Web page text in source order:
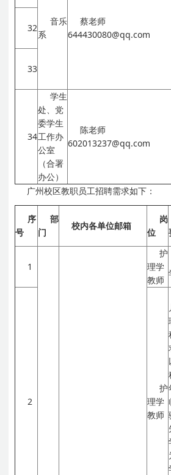
音乐
系
蔡老师
644430080@qq.com
32
33
34
学生
处、党
委学生
工作办
公室
（合署
办公）
陈老师
602013237@qq.com
广州校区教职员工招聘需求如下：
序
号
部
门
校内各单位邮箱
岗
位
1
护
理学
教师
2
护
理学
教师